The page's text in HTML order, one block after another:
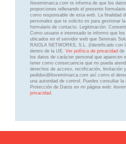
Ilovemimarca.com te informa de que los
proporciones rellenando el presente
como responsable de esta web. La finalidad
personales que te solicito es para gestionar
formulario de contacto. Legitimación:
Como usuario e interesado te informo que
ubicados en el servidor web que Senmais
RAIOLA NETWORKS, S.L. (Identificado con
dentro de la UE. Ver política de privacidad de
los datos de carácter personal que aparecen
tener como consecuencia que no pueda
derechos de acceso, rectificación, limitación
pedidos@ilovemimarca.com así como el
una autoridad de control. Puedes consultar
Protección de Datos en mi página web:
privacidad .